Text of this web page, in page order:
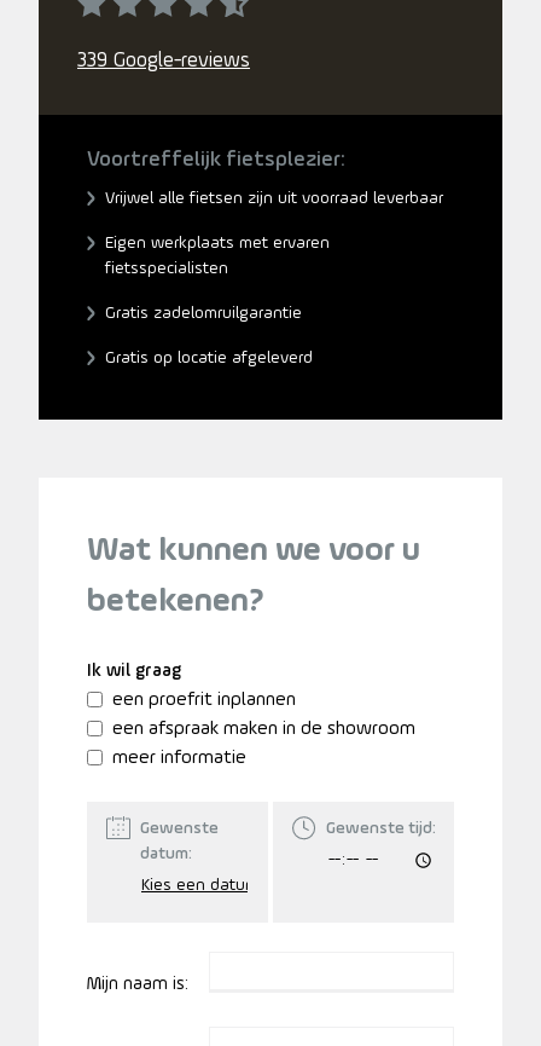
339 Google-reviews
Voortreffelijk fietsplezier:
Vrijwel alle fietsen zijn uit voorraad leverbaar
Eigen werkplaats met ervaren
fietsspecialisten
Gratis zadelomruilgarantie
Gratis op locatie afgeleverd
Wat kunnen we voor u
betekenen?
Ik wil graag
een proefrit inplannen
een afspraak maken in de showroom
meer informatie
Gewenste
datum:
Gewenste tijd:
Mijn naam is: